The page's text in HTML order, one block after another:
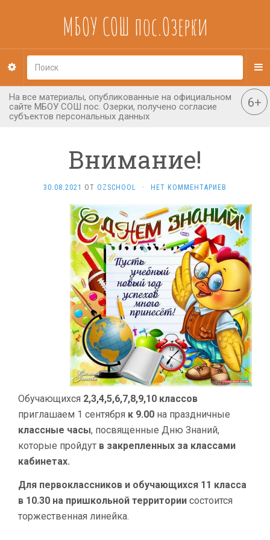
МБОУ СОШ пос.Озерки
Внимание!
30.08.2021 ОТ OZSCHOOL · НЕТ КОММЕНТАРИЕВ
Обучающихся 2,3,4,5,6,7,8,9,10 классов
приглашаем 1 сентября к 9.00 на праздничные
классные часы, посвященные Дню Знаний,
которые пройдут в закрепленных за классами
кабинетах.
Для первоклассников и обучающихся 11 класса
в 10.30 на пришкольной территории состоится
торжественная линейка.